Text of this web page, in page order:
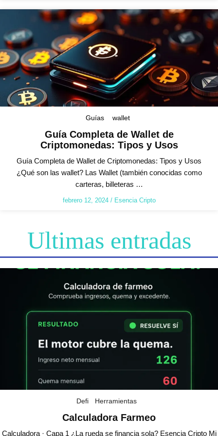
Guías wallet
Guía Completa de Wallet de
Criptomonedas: Tipos y Usos
Guía Completa de Wallet de Criptomonedas: Tipos y Usos
¿Qué son las wallet? Las Wallet (también conocidas como
carteras, billeteras …
febrero 12, 2024/ Esencia Cripto
Ultimas entradas
Defi Herramientas
Calculadora Farmeo
Calculadora · Capa 1 ¿La rueda se financia sola? Esencia Cripto Mi